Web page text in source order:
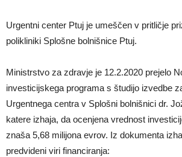
Urgentni center Ptuj je umeščen v pritličje
polikliniki Splošne bolnišnice Ptuj.
Ministrstvo za zdravje je 12.2.2020 prejelo
investicijskega programa s študijo izvedbe
Urgentnega centra v Splošni bolnišnici dr.
katere izhaja, da ocenjena vrednost
znaša 5,68 milijona evrov. Iz dokumenta
predvideni viri financiranja: